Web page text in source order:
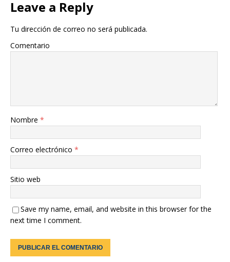
Leave a Reply
Tu dirección de correo no será publicada.
Comentario
Nombre *
Correo electrónico *
Sitio web
Save my name, email, and website in this browser for the
next time I comment.